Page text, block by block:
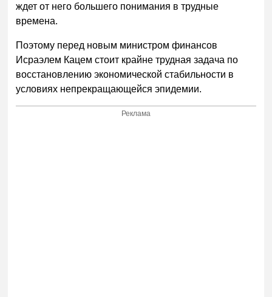
ждет от него большего понимания в трудные
времена.
Поэтому перед новым министром финансов
Исраэлем Кацем стоит крайне трудная задача по
восстановлению экономической стабильности в
условиях непрекращающейся эпидемии.
Реклама